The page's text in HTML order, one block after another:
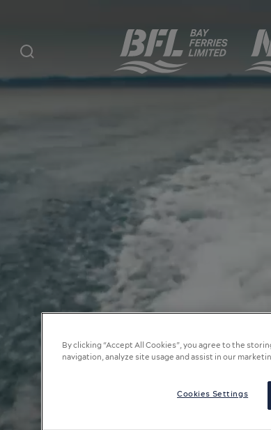
By clicking “Accept All Cookies”, you agree to the
navigation, analyze site usage and assist in our
Cookies Settings